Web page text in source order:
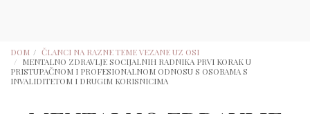
DOM
ČLANCI NA RAZNE TEME VEZANE UZ OSI
MENTALNO ZDRAVLJE SOCIJALNIH RADNIKA PRVI KORAK U
PRISTUPAČNOM I PROFESIONALNOM ODNOSU S OSOBAMA S
INVALIDITETOM I DRUGIM KORISNICIMA